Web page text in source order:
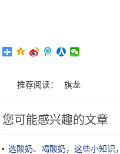
推荐阅读： 旗龙
您可能感兴趣的文章
选酸奶、喝酸奶，这些小知识